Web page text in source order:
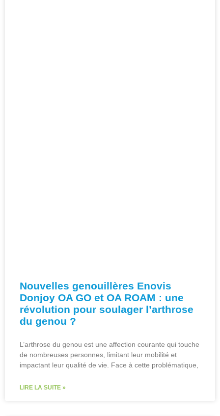
Nouvelles genouillères Enovis
Donjoy OA GO et OA ROAM : une
révolution pour soulager l’arthrose
du genou ?
L’arthrose du genou est une affection courante qui touche
de nombreuses personnes, limitant leur mobilité et
impactant leur qualité de vie. Face à cette problématique,
LIRE LA SUITE »